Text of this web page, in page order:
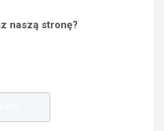
naszą stronę?